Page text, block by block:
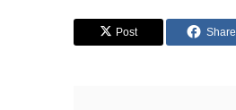
Post Share